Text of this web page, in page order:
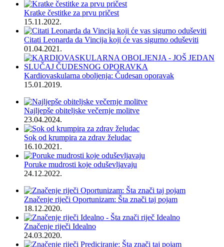
Kratke čestitke za prvu pričest
15.11.2022.
Citati Leonarda da Vincija koji će vas sigurno oduševiti
01.04.2021.
Kardiovaskularna oboljenja: Čudesan oporavak
15.01.2019.
Najljepše obiteljske večernje molitve
23.04.2024.
Sok od krumpira za zdrav želudac
16.10.2021.
Poruke mudrosti koje oduševljavaju
24.12.2022.
Značenje riječi Oportunizam: Šta znači taj pojam
18.12.2020.
Značenje riječi Idealno
24.03.2020.